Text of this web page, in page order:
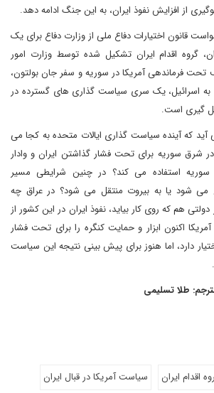
از افزایش نفوذ ایران، به این جنگ ادامه دهد.
قانون اختیارات دفاع ملی از وزارت دفاع برای یک
گروه اقدام ایران تشکیل شده توسط وزارت امور
تحت فرماندهی آمریکا در سوریه و سفر جان بولتون،
به اسرائیل، یک سری سیاست گذاری های گسترده در
گیری است.
که آینده سیاست گذاری ایالات متحده به کجا می
شرق سوریه برای تحت فشار گذاشتن ایران و وادار
استفاده می کند؟ در چنین شرایطی مسیر
می شود یا به بیروت منتقل می شود؟ در عراق چه
هم که روی کار بیاید، نفوذ ایران در این کشور از
اکنون ابزار و حمایت کنگره را برای تحت فشار
دارد، اما هنوز برای پیش بینی نتیجه این سیاست
طلا تسلیمی
اقدام ایران
سیاست آمریکا در قبال ایران